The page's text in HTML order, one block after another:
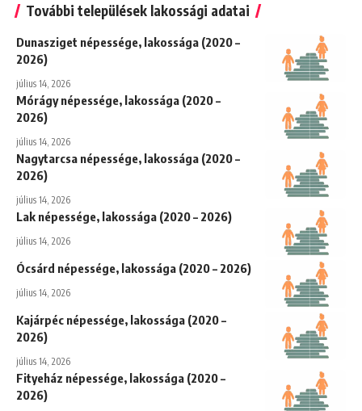
További települések lakossági adatai
Dunasziget népessége, lakossága (2020 –
2026)
július 14, 2026
Mórágy népessége, lakossága (2020 –
2026)
július 14, 2026
Nagytarcsa népessége, lakossága (2020 –
2026)
július 14, 2026
Lak népessége, lakossága (2020 – 2026)
július 14, 2026
Ócsárd népessége, lakossága (2020 – 2026)
július 14, 2026
Kajárpéc népessége, lakossága (2020 –
2026)
július 14, 2026
Fityeház népessége, lakossága (2020 –
2026)